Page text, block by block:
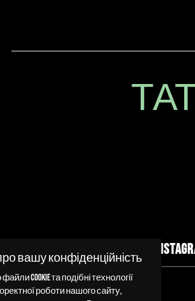
вашу конфіденційність
cookie та подібні технології
роботи нашого сайту,